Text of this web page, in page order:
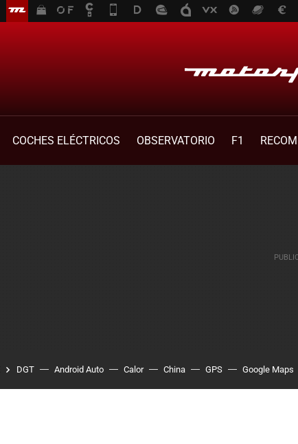
COCHES ELÉCTRICOS OBSERVATORIO F1
DGT Android Auto Calor China GPS Google Maps